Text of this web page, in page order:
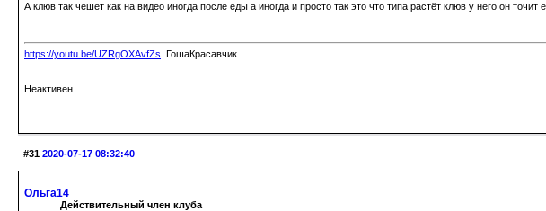
А клюв так чешет как на видео иногда после еды а иногда и просто так это что типа растёт клюв у него он точит
https://youtu.be/UZRgOXAvfZs ГошаКрасавчик
Неактивен
#31 2020-07-17 08:32:40
Ольга14
Действительный член клуба